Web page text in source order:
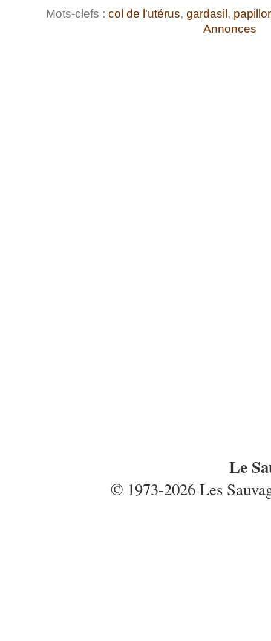
Mots-clefs : col de l'utérus, gardasil ,
Annonces
Le
© 1973-2026 Les